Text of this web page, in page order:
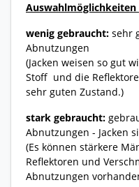
Auswahlmöglichkeiten
wenig gebraucht: sehr
Abnutzungen
(Jacken weisen so gut
Stoff und die
sehr guten Zustand.)
stark gebraucht:
Abnutzungen - Jacken
(Es können stärkere
Reflektoren und
Abnutzungen